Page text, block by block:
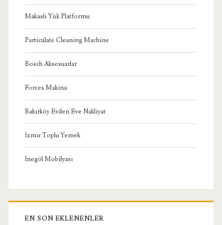
Makaslı Yük Platformu
Particulate Cleaning Machine
Bosch Aksesuarlar
Forces Makina
Bakırköy Evden Eve Nakliyat
İzmir Toplu Yemek
İnegöl Mobilyası
EN SON EKLENENLER